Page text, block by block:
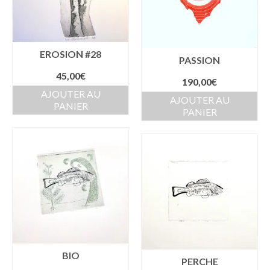
EROSION #28
45,00€
AJOUTER AU
PANIER
PASSION
190,00€
AJOUTER AU
PANIER
BIO
PERCHE